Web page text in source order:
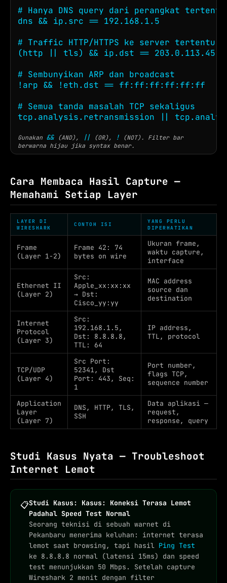
# Hanya DNS query dari perangkat tertentu
dns && ip.src == 192.168.1.5
# Traffic HTTP/HTTPS ke server tertentu
(http || tls) && ip.dst == 203.0.113.45
# Sembunyikan ARP dan broadcast
!arp && !eth.dst == ff:ff:ff:ff:ff:ff
# Semua tanda masalah TCP sekaligus
tcp.analysis.retransmission ||
Gunakan && (AND), || (OR), ! (NOT). Filter bar
berwarna hijau jika syntax benar.
Cara Membaca Hasil Capture —
Memahami Setiap Layer
LAYER DI
WIRESHARK
CONTOH ISI
YANG PERLU
DIPERHATIKAN
Frame
(Layer 1-2)
Frame 42: 74
bytes on wire
Ukuran frame,
waktu capture,
interface
Ethernet II
(Layer 2)
Src:
Apple_xx:xx:xx
→ Dst:
Cisco_yy:yy
MAC address
source dan
destination
Internet
Protocol
(Layer 3)
Src:
192.168.1.5,
Dst: 8.8.8.8,
TTL: 64
IP address,
TTL, protocol
TCP/UDP
(Layer 4)
Src Port:
52341, Dst
Port: 443, Seq:
1
Port number,
flags TCP,
sequence number
Application
Layer
(Layer 7)
DNS, HTTP, TLS,
SSH
Data aplikasi —
request,
response, query
Studi Kasus Nyata — Troubleshoot
Internet Lemot
📋Studi Kasus: Kasus: Koneksi Terasa Lemot
Padahal Speed Test Normal
Seorang teknisi di sebuah warnet di
Pekanbaru menerima keluhan: internet terasa
lemot saat browsing, tapi hasil Ping Test
ke 8.8.8.8 normal (latensi 15ms) dan speed
test menunjukkan 50 Mbps. Setelah capture
Wireshark 2 menit dengan filter